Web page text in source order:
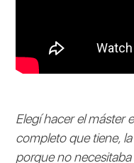
Elegí hacer el máster
completo que tiene,
porque no